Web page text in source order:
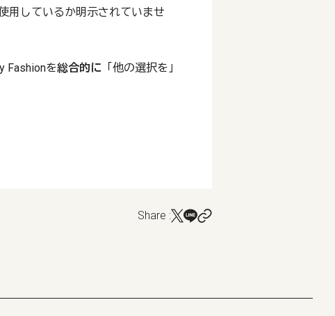
用しているか明示されていませ
Fashionを総合的に 「他の選択を」
Share :